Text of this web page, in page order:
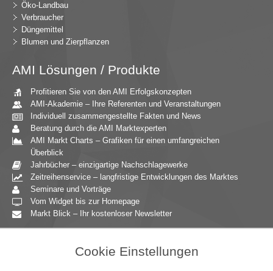
Öko-Landbau
Verbraucher
Düngemittel
Blumen und Zierpflanzen
AMI Lösungen / Produkte
Profitieren Sie von den AMI Erfolgskonzepten
AMI-Akademie – Ihre Referenten und Veranstaltungen
Individuell zusammengestellte Fakten und News
Beratung durch die AMI Marktexperten
AMI Markt Charts – Grafiken für einen umfangreichen
Überblick
Jahrbücher – einzigartige Nachschlagewerke
Zeitreihenservice – langfristige Entwicklungen des Marktes
Seminare und Vorträge
Vom Widget bis zur Homepage
Markt Blick – Ihr kostenloser Newsletter
Cookie Einstellungen